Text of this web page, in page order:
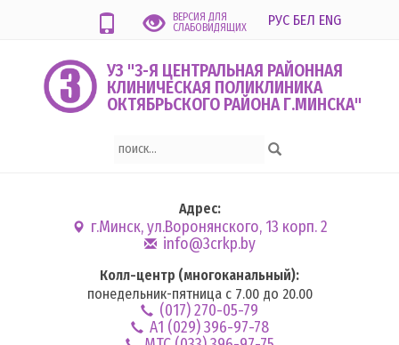
ВЕРСИЯ ДЛЯ
СЛАБОВИДЯЩИХ
РУС БЕЛ ENG
УЗ "3-Я ЦЕНТРАЛЬНАЯ РАЙОННАЯ
КЛИНИЧЕСКАЯ ПОЛИКЛИНИКА
ОКТЯБРЬСКОГО РАЙОНА Г.МИНСКА"
Адрес:
г.Минск, ул.Воронянского, 13 корп. 2
info@3crkp.by
Колл-центр (многоканальный):
понедельник-пятница с 7.00 до 20.00
(017) 270-05-79
А1 (029) 396-97-78